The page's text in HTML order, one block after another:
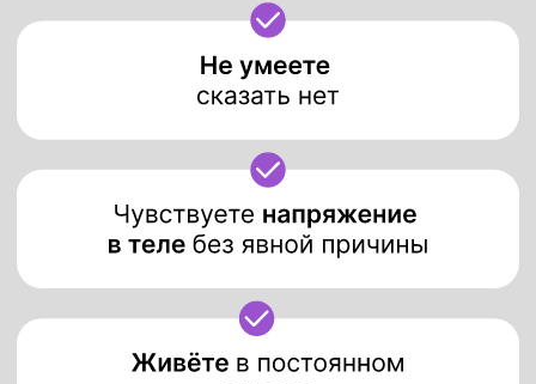
ВИДЕОУРОК «ТОП 5
ЖЕНСКИХ ОШИБОК
МИНИ-КНИГА «КАК УЗНАТЬ
ДОСТОЙНОГО МУЖЧИНУ?!
5 ПРИЗНАКОВ!»